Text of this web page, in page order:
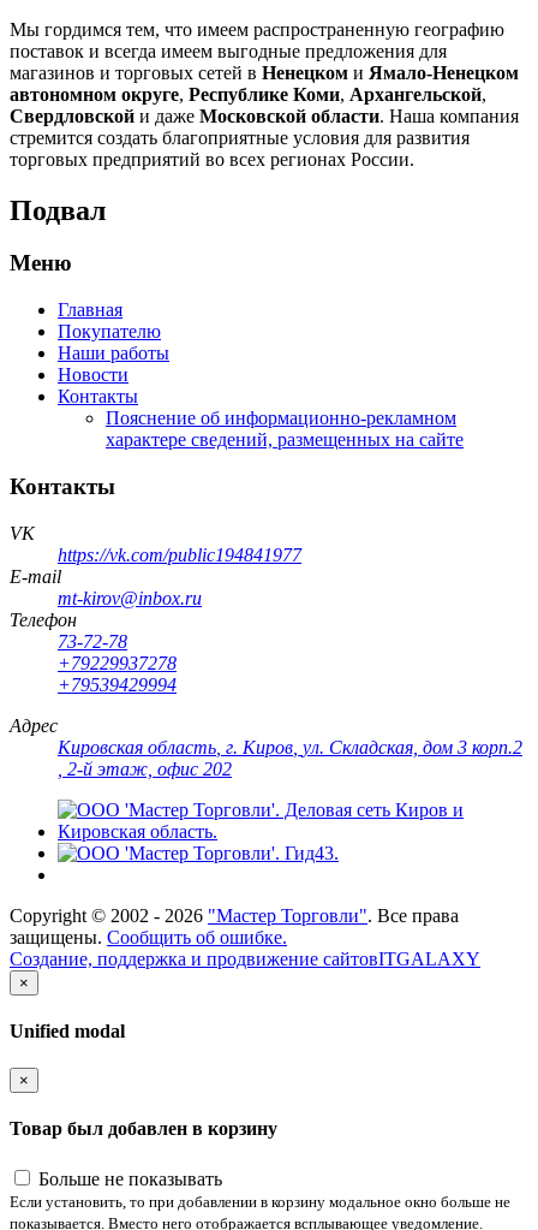
Мы гордимся тем, что имеем распространенную географию
поставок и всегда имеем выгодные предложения для
магазинов и торговых сетей в Ненецком и Ямало-Ненецком
автономном округе, Республике Коми, Архангельской,
Свердловской и даже Московской области. Наша компания
стремится создать благоприятные условия для развития
торговых предприятий во всех регионах России.
Подвал
Меню
Главная
Покупателю
Наши работы
Новости
Контакты
Пояснение об информационно-рекламном
характере сведений, размещенных на сайте
Контакты
VK
https://vk.com/public194841977
E-mail
mt-kirov@inbox.ru
Телефон
73-72-78
+79229937278
+79539429994
Адрес
Кировская область г. Киров ул. Складская, дом 3 корп.2
, 2-й этаж, офис 202
Copyright © 2002 - 2026 "Мастер Торговли". Все права
защищены. Сообщить об ошибке.
Создание, поддержка и продвижение сайтовITGALAXY
×
Unified modal
×
Товар был добавлен в корзину
Больше не показывать
Если установить, то при добавлении в корзину модальное окно больше не
показывается. Вместо него отображается всплывающее уведомление.